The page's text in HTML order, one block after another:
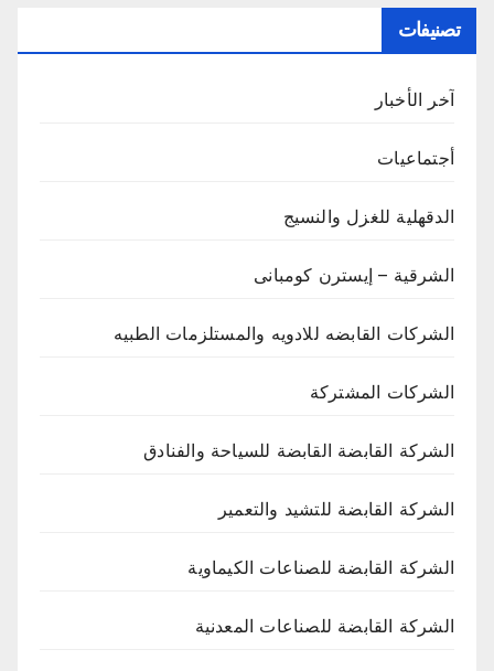
تصنيفات
آخر الأخبار
أجتماعيات
الدقهلية للغزل والنسيج
الشرقية – إيسترن كومبانى
الشركات القابضه للادويه والمستلزمات الطبيه
الشركات المشتركة
الشركة القابضة القابضة للسياحة والفنادق
الشركة القابضة للتشيد والتعمير
الشركة القابضة للصناعات الكيماوية
الشركة القابضة للصناعات المعدنية